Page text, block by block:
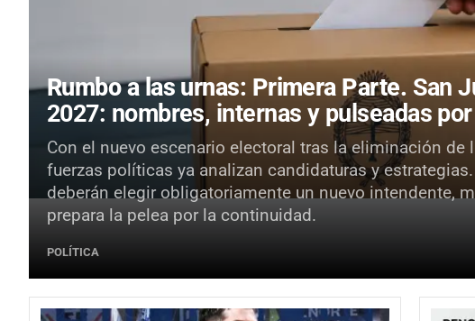
Rumbo a las urnas: Primera Parte. San
2027: nombres, internas y pulseadas
Con el nuevo escenario electoral tras la eliminación de
fuerzas políticas ya analizan candidaturas y
deberán elegir obligatoriamente un nuevo intendente,
prepara la pelea por la continuidad.
POLÍTICA